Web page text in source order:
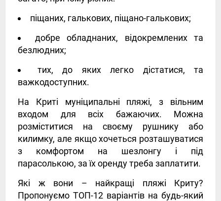
піщаних, галькових, піщано-галькових;
добре обладнаних, відокремлених та
безлюдних;
тих, до яких легко дістатися, та
важкодоступних.
На Криті муніципальні пляжі, з вільним
входом для всіх бажаючих. Можна
розміститися на своєму рушнику або
килимку, але якщо хочеться розташуватися
з комфортом на шезлонгу і під
парасолькою, за їх оренду треба заплатити.
Які ж вони – найкращі пляжі Криту?
Пропонуємо ТОП-12 варіантів на будь-який